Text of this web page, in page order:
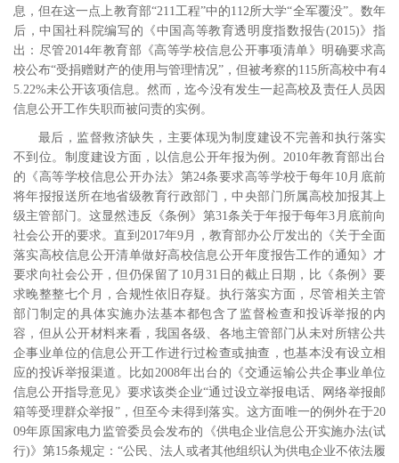
息，但在这一点上教育部“211工程”中的112所大学“全军覆没”。 数年
后，中国社科院编写的《中国高等教育透明度指数报告(2015)》指
出：尽管2014年教育部《高等学校信息公开事项清单》明确要求高
校公布“受捐赠财产的使用与管理情况”，但被考察的115所高校中有4
5.22%未公开该项信息。 然而，迄今没有发生一起高校及责任人员因
信息公开工作失职而被问责的实例。
最后，监督救济缺失，主要体现为制度建设不完善和执行落实
不到位。制度建设方面，以信息公开年报为例。2010年教育部出台
的《高等学校信息公开办法》第24条要求高等学校于每年10月底前
将年报报送所在地省级教育行政部门，中央部门所属高校加报其上
级主管部门。这显然违反《条例》第31条关于年报于每年3 月底前向
社会公开的要求。直到 2017年9月，教育部办公厅发出的《关于全面
落实高校信息公开清单做好高校信息公开年度报告工作的通知》才
要求向社会公开，但仍保留了 10月31 日的截止日期，比《条例》要
求晚整整七个月，合规性依旧存疑。执行落实方面，尽管相关主管
部门制定的具体实施办法基本都包含了监督检查和投诉举报的内
容 ，但从公开材料来看，我国各级、各地主管部门从未对所辖公共
企事业单位的信息公开工作进行过检查或抽查，也基本没有设立相
应的投诉举报渠道。比如2008年出台的《交通运输公共企事业单位
信息公开指导意见》要求该类企业“通过设立举报电话、网络举报邮
箱等受理群众举报”，但至今未得到落实。这方面唯一的例外在于20
09年原国家电力监管委员会发布的《供电企业信息公开实施办法(试
行)》第15条规定：“公民、法人或者其他组织认为供电企业不依法履